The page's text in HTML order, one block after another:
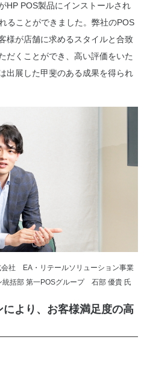
HP POS製品にインストールされ
ることができました。弊社のPOS
様が店舗に求めるスタイルと合致
だくことができ、高い評価をいた
出展した甲斐のある成果を得られ
会社 EA・リテールソリューション事業
括部 第一POSグループ 石部 優貴 氏
より、お客様満足度の高